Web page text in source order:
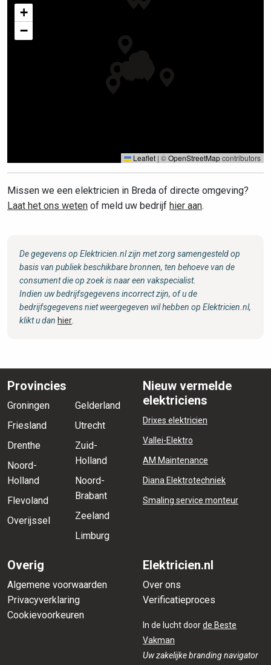
+
−
Leaflet | ©OpenStreetMapcontributors
Missen we een elektricien in Breda of directe omgeving?
Laat het ons weten of meld uw bedrijf hier aan.
De gegevens op Elektricien.nl zijn met zorg samengesteld op
basis van publiek beschikbare bronnen, ten behoeve van de
consument die op zoek is naar een vakspecialist.
Indien uw bedrijfsgegevens incorrect zijn, of u de
bedrijfsgegevens niet weergegeven wil hebben op Elektricien.nl,
klikt u dan hier
Provincies
Groningen
Friesland
Drenthe
Noord-
Holland
Flevoland
Overijssel
Gelderland
Utrecht
Zuid-
Holland
Noord-
Brabant
Zeeland
Limburg
Nieuw vermelde
elektriciens
Drixes elektricien
Vallei-Elektro
AM Maintenance
Diana Elektrotechniek
Smaling service monteur
Overig
Algemene voorwaarden
Privacyverklaring
Cookievoorkeuren
Elektricien.nl
Over ons
Verificatieproces
In de lucht doorde Beste
Vakman
Uw zakelijke branding navigator